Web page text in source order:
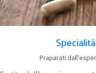
Specialità
Praparati